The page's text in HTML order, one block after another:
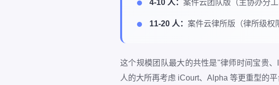
4-10 人： 案件云团队版（主协办分
11-20 人： 案件云律所版（律所级权
这个规模团队最大的共性是"律师时间宝贵
人的大所再考虑 iCourt、Alpha 等更重型的平